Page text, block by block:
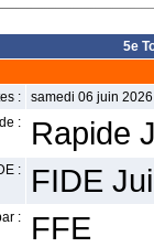
5e
:
samedi 06 juin
:
Rapide
: FIDE
: FFE